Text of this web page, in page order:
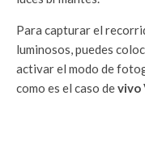
Para capturar el
luminosos, puedes
activar el modo de
como es el caso devivo